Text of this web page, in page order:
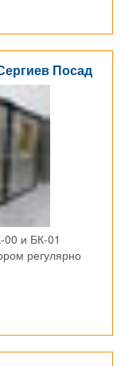
Посад
00 и БК-01
регулярно